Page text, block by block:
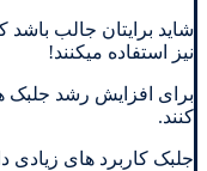
شاید برایتان جالب باشد
نیز استفاده میکنند!
کنند.
جلبک کاربرد های زیادی